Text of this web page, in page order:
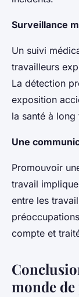
Surveillance
Un suivi
travailleurs
La détection
exposition
la santé à
Une
Promouvoir
travail
entre les
compte et
monde